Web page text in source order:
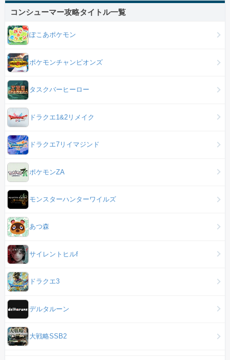
コンシューマー攻略タイトル一覧
ぽこあポケモン
ポケモンチャンピオンズ
タスクバーヒーロー
ドラクエ1&2リメイク
ドラクエ7リイマジンド
ポケモンZA
モンスターハンターワイルズ
あつ森
サイレントヒルf
ドラクエ3
デルタルーン
大戦略SSB2